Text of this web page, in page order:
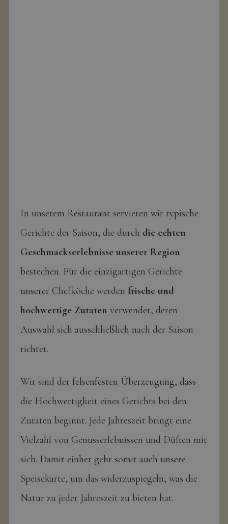
In unserem Restaurant servieren wir typische
Gerichte der Saison, die durch die echten
Geschmackserlebnisse unserer Region
bestechen. Für die einzigartigen Gerichte
unserer Chefköche werden frische und
hochwertige Zutaten verwendet, deren
Auswahl sich ausschließlich nach der Saison
richtet.
Wir sind der felsenfesten Überzeugung, dass
die Hochwertigkeit eines Gerichts bei den
Zutaten beginnt. Jede Jahreszeit bringt eine
Vielzahl von Genusserlebnissen und Düften mit
sich. Damit einher geht somit auch unsere
Speisekarte, um das widerzuspiegeln, was die
Natur zu jeder Jahreszeit zu bieten hat.